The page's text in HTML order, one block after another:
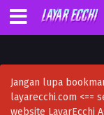
Jangan lupa
layarecchi.com <==
website LayarEcchi